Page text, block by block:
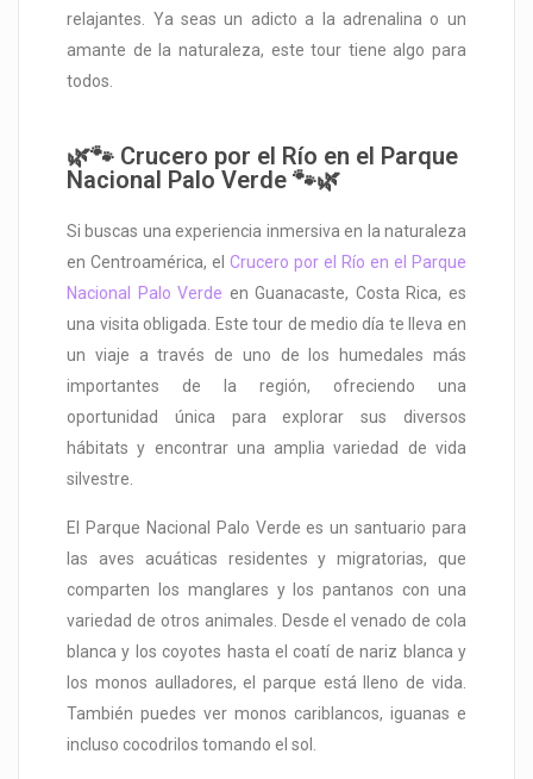
relajantes. Ya seas un adicto a la adrenalina o un
amante de la naturaleza, este tour tiene algo para
todos.
🌿🐾 Crucero por el Río en el Parque
Nacional Palo Verde 🐾🌿
Si buscas una experiencia inmersiva en la naturaleza
en Centroamérica, elCrucero por el Río en el Parque
Nacional Palo Verde en Guanacaste, Costa Rica, es
una visita obligada. Este tour de medio día te lleva en
un viaje a través de uno de los humedales más
importantes de la región, ofreciendo una
oportunidad única para explorar sus diversos
hábitats y encontrar una amplia variedad de vida
silvestre.
El Parque Nacional Palo Verde es un santuario para
las aves acuáticas residentes y migratorias, que
comparten los manglares y los pantanos con una
variedad de otros animales. Desde el venado de cola
blanca y los coyotes hasta el coatí de nariz blanca y
los monos aulladores, el parque está lleno de vida.
También puedes ver monos cariblancos, iguanas e
incluso cocodrilos tomando el sol.